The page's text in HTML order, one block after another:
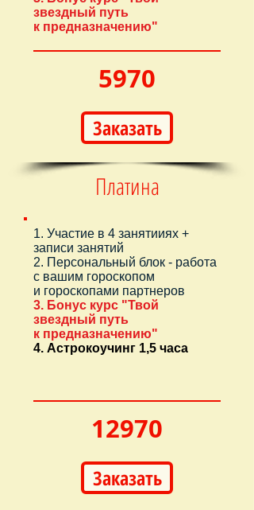
звездный путь
к предназначению"
5970
Заказать
Платина
1. Участие в 4 занятииях +
записи занятий
2. Персональный блок - работа
с вашим гороскопом
и гороскопами партнеров
3. Бонус курс "Твой
звездный путь
к предназначению"
4. Астрокоучинг 1,5 часа
12970
Заказать